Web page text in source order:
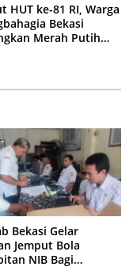
HUT ke-81 RI, Warga
Bekasi
Merah Putih
Bekasi Gelar
Jemput Bola
NIB Bagi